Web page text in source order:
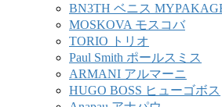
BN3TH ベニス
MOSKOVA モスコバ
TORIO トリオ
Paul Smith ポールスミス
ARMANI アルマーニ
HUGO BOSS ヒューゴボス